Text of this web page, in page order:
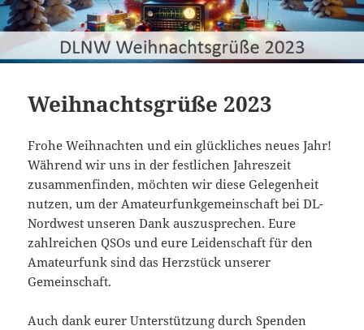
Weihnachtsgrüße 2023
Frohe Weihnachten und ein glückliches neues Jahr!
Während wir uns in der festlichen Jahreszeit
zusammenfinden, möchten wir diese Gelegenheit
nutzen, um der Amateurfunkgemeinschaft bei DL-
Nordwest unseren Dank auszusprechen. Eure
zahlreichen QSOs und eure Leidenschaft für den
Amateurfunk sind das Herzstück unserer
Gemeinschaft.
Auch dank eurer Unterstützung durch Spenden